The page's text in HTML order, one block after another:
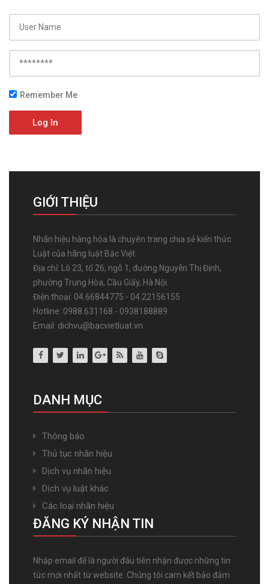
Remember Me
Log In
GIỚI THIỆU
Nhãn hiệu hàng hóa là chuyên trang chia sẻ kiến thức
Luật của hãng luật Bắc Việt.
Địa chỉ: Lô 23, tổ 26, ngõ 1, đường Nguyễn Thị Định,
phường Trung Hòa, Cầu Giấy, Hà Nội.
Điện thoại: 04.66844775 - 04.22156155
Hotline: 0988.631168 - 0938188889
Email: dichvu@bacvietluat.vn
DANH MỤC
Thông báo
Thủ tục nhãn hiệu
Dịch vụ nhãn hiệu
Dịch vụ luật khác
Các loại nhãn hiệu
ĐĂNG KÝ NHẬN TIN
Nhập email để là người đâu tiên nhận được những tin
tức mới nhất từ website. Chúng tôi cam kết bảo đảm